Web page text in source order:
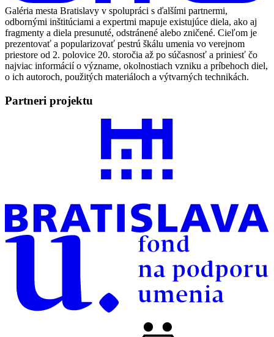
Galéria mesta Bratislavy v spolupráci s ďalšími partnermi,
odbornými inštitúciami a expertmi mapuje existujúce diela, ako aj
fragmenty a diela presunuté, odstránené alebo zničené. Cieľom je
prezentovať a popularizovať pestrú škálu umenia vo verejnom
priestore od 2. polovice 20. storočia až po súčasnosť a priniesť čo
najviac informácií o význame, okolnostiach vzniku a príbehoch diel,
o ich autoroch, použitých materiáloch a výtvarných technikách.
Partneri projektu